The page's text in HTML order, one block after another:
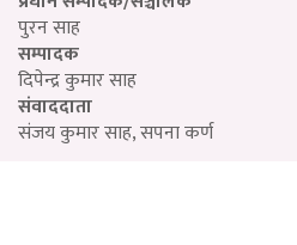
पुरन साह
सम्पादक
दिपेन्द्र कुमार साह
संवाददाता
संजय कुमार साह, सपना कर्ण